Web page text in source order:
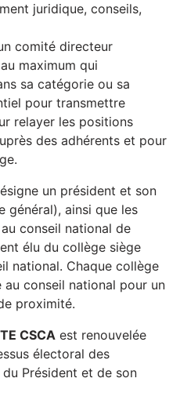
juridique, conseils,
comité directeur
maximum qui
sa catégorie ou sa
pour transmettre
relayer les positions
des adhérents et pour
un président et son
général), ainsi que les
conseil national de
élu du collège siège
national. Chaque collège
au conseil national pour un
proximité.
CSCA est renouvelée
électoral des
du Président et de son